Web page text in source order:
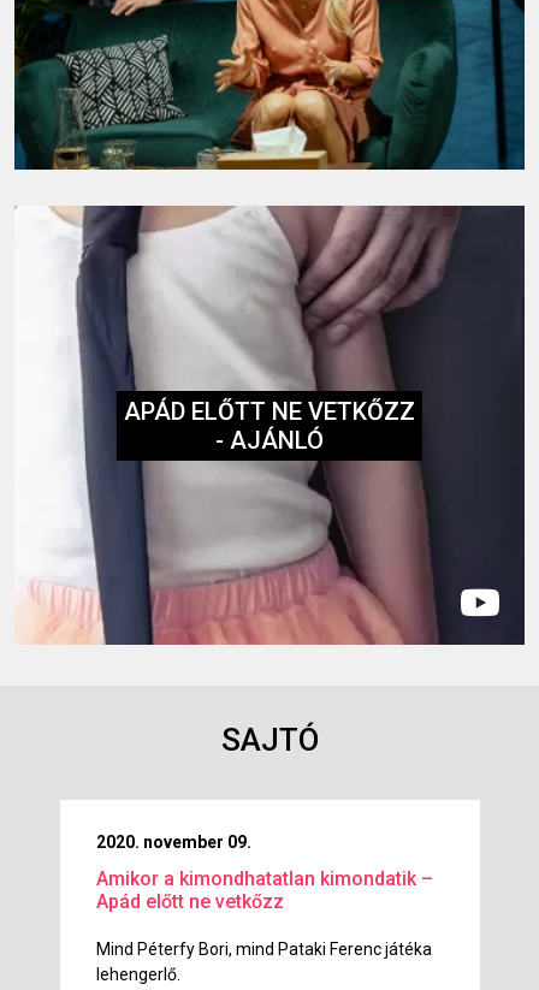
APÁD ELŐTT NE VETKŐZZ
- AJÁNLÓ
SAJTÓ
2020. november 09.
Amikor a kimondhatatlan kimondatik –
Apád előtt ne vetkőzz
Mind Péterfy Bori, mind Pataki Ferenc játéka
lehengerlő.